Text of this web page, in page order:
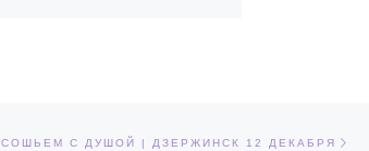
СОШЬЕМ С ДУШОЙ | ДЗЕРЖИНСК 12 ДЕКАБРЯ